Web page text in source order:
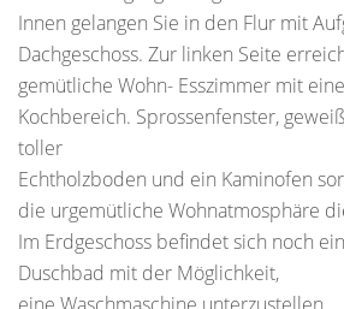
Innen gelangen Sie in den Flur mit
Dachgeschoss. Zur linken Seite
gemütliche Wohn- Esszimmer mit
Kochbereich. Sprossenfenster,
toller
Echtholzboden und ein Kaminofen
die urgemütliche Wohnatmosphäre
Im Erdgeschoss befindet sich noch
Duschbad mit der Möglichkeit,